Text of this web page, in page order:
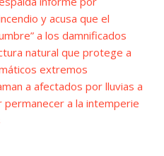
y acusa que el
a los damnificados
natural que protege a
extremos
a afectados por lluvias a
a la intemperie